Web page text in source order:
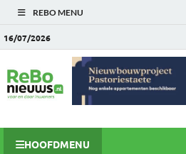
REBO MENU
16/07/2026
HOOFDMENU